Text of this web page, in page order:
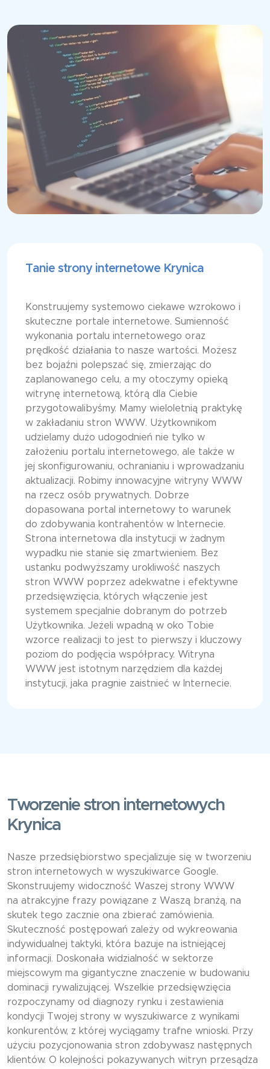
Tanie strony internetowe Krynica
Konstruujemy systemowo ciekawe wzrokowo i
skuteczne portale internetowe. Sumienność
wykonania portalu internetowego oraz
prędkość działania to nasze wartości. Możesz
bez bojaźni polepszać się, zmierzając do
zaplanowanego celu, a my otoczymy opieką
witrynę internetową, którą dla Ciebie
przygotowalibyśmy. Mamy wieloletnią praktykę
w zakładaniu stron WWW. Użytkownikom
udzielamy dużo udogodnień nie tylko w
założeniu portalu internetowego, ale także w
jej skonfigurowaniu, ochranianiu i wprowadzaniu
aktualizacji. Robimy innowacyjne witryny WWW
na rzecz osób prywatnych. Dobrze
dopasowana portal internetowy to warunek
do zdobywania kontrahentów w Internecie.
Strona internetowa dla instytucji w żadnym
wypadku nie stanie się zmartwieniem. Bez
ustanku podwyższamy urokliwość naszych
stron WWW poprzez adekwatne i efektywne
przedsięwzięcia, których włączenie jest
systemem specjalnie dobranym do potrzeb
Użytkownika. Jeżeli wpadną w oko Tobie
wzorce realizacji to jest to pierwszy i kluczowy
poziom do podjęcia współpracy. Witryna
WWW jest istotnym narzędziem dla każdej
instytucji, jaka pragnie zaistnieć w Internecie.
Tworzenie stron internetowych
Krynica
Nasze przedsiębiorstwo specjalizuje się w tworzeniu
stron internetowych w wyszukiwarce Google.
Skonstruujemy widoczność Waszej strony WWW
na atrakcyjne frazy powiązane z Waszą branżą, na
skutek tego zacznie ona zbierać zamówienia.
Skuteczność postępowań zależy od wykreowania
indywidualnej taktyki, która bazuje na istniejącej
informacji. Doskonała widzialność w sektorze
miejscowym ma gigantyczne znaczenie w budowaniu
dominacji rywalizującej. Wszelkie przedsięwzięcia
rozpoczynamy od diagnozy rynku i zestawienia
kondycji Twojej strony w wyszukiwarce z wynikami
konkurentów, z której wyciągamy trafne wnioski. Przy
użyciu pozycjonowania stron zdobywasz następnych
klientów. O kolejności pokazywanych witryn przesądza